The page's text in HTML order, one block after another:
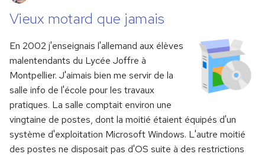
e
h
e
c
h
Vieux motard que jamais
En 2002 j'enseignais l'allemand aux élèves
malentendants du Lycée Joffre à
Montpellier. J'aimais bien me servir de la
salle info de l'école pour les travaux
pratiques. La salle comptait environ une
vingtaine de postes, dont la moitié étaient équipés d'un
système d'exploitation Microsoft Windows. L'autre moitié
des postes ne disposait pas d'OS suite à des restrictions